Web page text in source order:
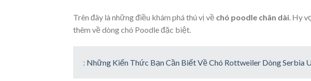
Trên đây là những điều khám phá thú vị về chó poodle chân dài. Hy
thêm về dòng chó Poodle đặc biệt.
: Những Kiến Thức Bạn Cần Biết Về Chó Rottweiler Dòng Serbia